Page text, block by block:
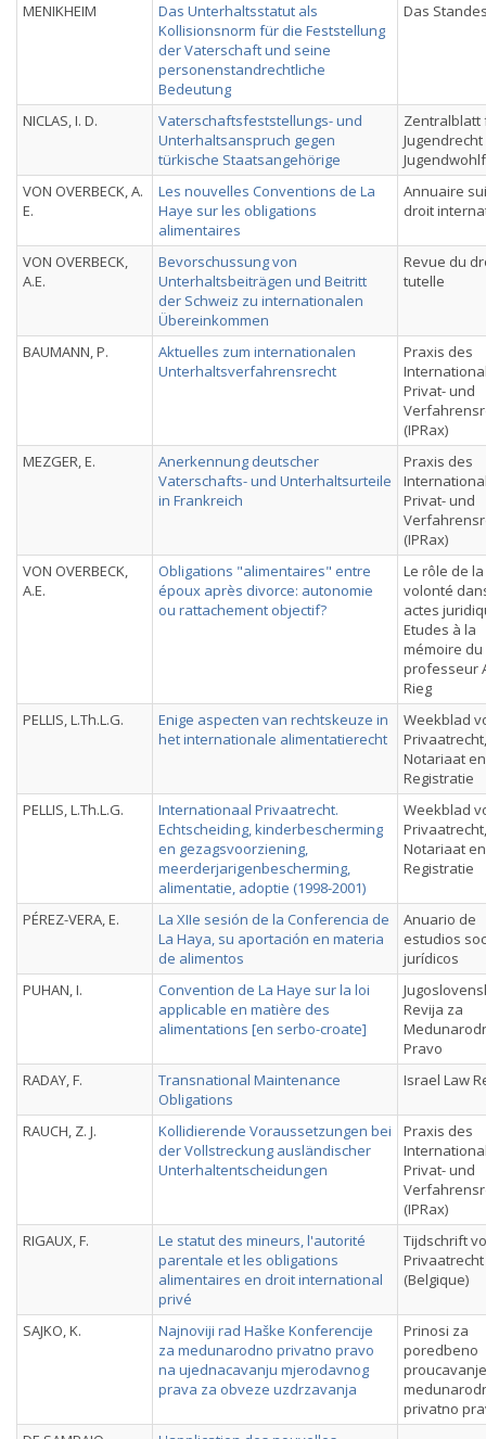
MENIKHEIM
Das Unterhaltsstatut als
Kollisionsnorm für die Feststellung
der Vaterschaft und seine
personenstandrechtliche
Bedeutung
Das
NICLAS, I. D.
Vaterschaftsfeststellungs- und
Unterhaltsanspruch gegen
türkische Staatsangehörige
Zentralblatt
VON OVERBECK, A.
E.
Les nouvelles Conventions de La
Haye sur les obligations
alimentaires
Annuaire
droit
VON OVERBECK,
A.E.
Bevorschussung von
Unterhaltsbeiträgen und Beitritt
der Schweiz zu internationalen
Übereinkommen
Revue du
tutelle
BAUMANN, P.
Aktuelles zum internationalen
Unterhaltsverfahrensrecht
Praxis des
Privat- und
(IPRax)
MEZGER, E.
Anerkennung deutscher
Vaterschafts- und Unterhaltsurteile
in Frankreich
Praxis des
Privat- und
(IPRax)
VON OVERBECK,
A.E.
Obligations "alimentaires" entre
époux après divorce: autonomie
ou rattachement objectif?
Le rôle de la
volonté
actes
Etudes à la
mémoire du
professeur
Rieg
PELLIS, L.Th.L.G.
Enige aspecten van rechtskeuze in
het internationale alimentatierecht
Weekblad
Privaatrecht,
Notariaat en
Registratie
PELLIS, L.Th.L.G.
Internationaal Privaatrecht.
Echtscheiding, kinderbescherming
en gezagsvoorziening,
meerderjarigenbescherming,
alimentatie, adoptie (1998-2001)
Weekblad
Privaatrecht,
Notariaat en
Registratie
PÉREZ-VERA, E.
La XIIe sesión de la Conferencia de
La Haya, su aportación en materia
de alimentos
Anuario de
estudios
jurídicos
PUHAN, I.
Convention de La Haye sur la loi
applicable en matière des
alimentations [en serbo-croate]
Revija za
Pravo
RADAY, F.
Transnational Maintenance
Obligations
Israel Law
RAUCH, Z. J.
Kollidierende Voraussetzungen bei
der Vollstreckung ausländischer
Unterhaltentscheidungen
Praxis des
Privat- und
(IPRax)
RIGAUX, F.
Le statut des mineurs, l'autorité
parentale et les obligations
alimentaires en droit international
privé
Tijdschrift
Privaatrecht
(Belgique)
SAJKO, K.
Najnoviji rad Haške Konferencije
za medunarodno privatno pravo
na ujednacavanju mjerodavnog
prava za obveze uzdrzavanja
Prinosi za
poredbeno
privatno